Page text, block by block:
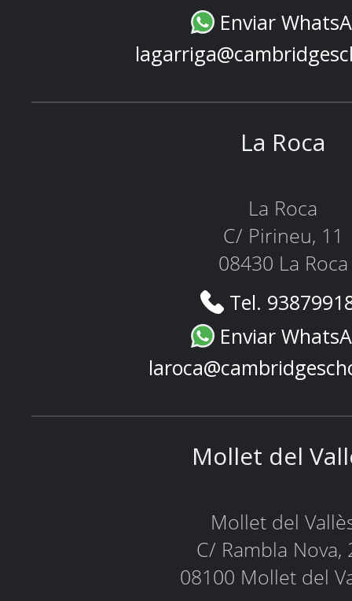
Enviar
La Roca
La Roca
C/ Pirineu, 11
08430 La Roca
Tel.
Enviar
Mollet del
Mollet del
C/ Rambla Nova,
08100 Mollet del